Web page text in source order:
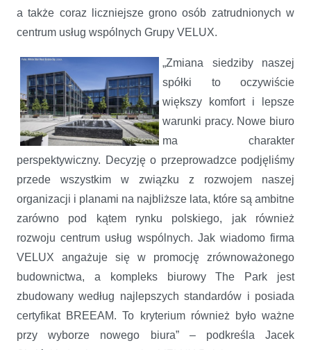
a także coraz liczniejsze grono osób zatrudnionych w
centrum usług wspólnych Grupy VELUX.
„Zmiana siedziby naszej
spółki to oczywiście
większy komfort i lepsze
warunki pracy. Nowe biuro
ma charakter
perspektywiczny. Decyzję o przeprowadzce podjęliśmy
przede wszystkim w związku z rozwojem naszej
organizacji i planami na najbliższe lata, które są ambitne
zarówno pod kątem rynku polskiego, jak również
rozwoju centrum usług wspólnych. Jak wiadomo firma
VELUX angażuje się w promocję zrównoważonego
budownictwa, a kompleks biurowy The Park jest
zbudowany według najlepszych standardów i posiada
certyfikat BREEAM. To kryterium również było ważne
przy wyborze nowego biura” – podkreśla Jacek